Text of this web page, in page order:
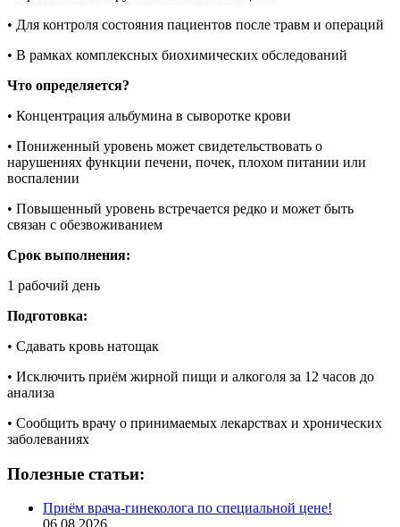
• Для контроля состояния пациентов после травм и операций
• В рамках комплексных биохимических обследований
Что определяется?
• Концентрация альбумина в сыворотке крови
• Пониженный уровень может свидетельствовать о
нарушениях функции печени, почек, плохом питании или
воспалении
• Повышенный уровень встречается редко и может быть
связан с обезвоживанием
Срок выполнения:
1 рабочий день
Подготовка:
• Сдавать кровь натощак
• Исключить приём жирной пищи и алкоголя за 12 часов до
анализа
• Сообщить врачу о принимаемых лекарствах и хронических
заболеваниях
Полезные статьи:
Приём врача-гинеколога по специальной цене!